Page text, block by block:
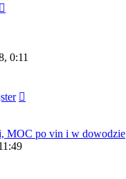
0:11
MOC po vin i w dowodzie